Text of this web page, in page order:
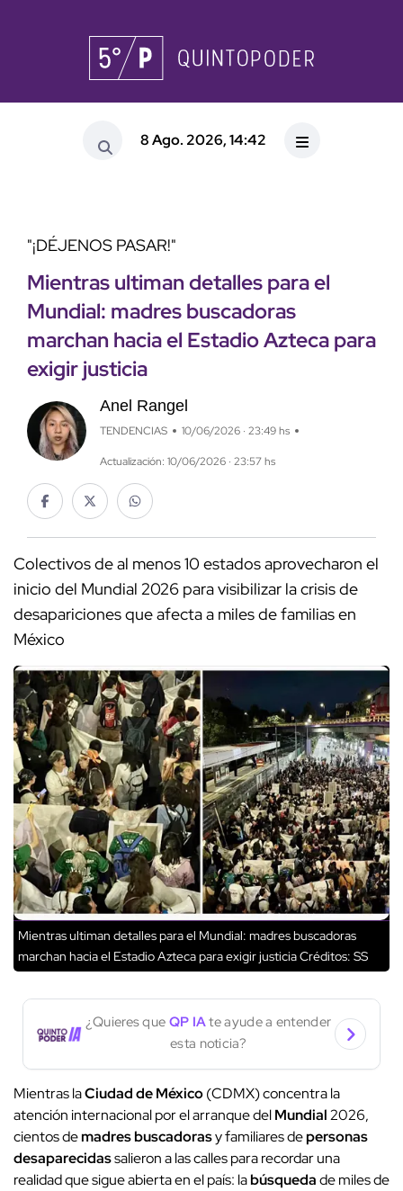
8 Ago. 2026, 14:42
"¡DÉJENOS PASAR!"
Mientras ultiman detalles para el
Mundial: madres buscadoras
marchan hacia el Estadio Azteca para
exigir justicia
Anel Rangel
TENDENCIAS 10/06/2026 · 23:49 hs
Actualización: 10/06/2026 · 23:57 hs
Colectivos de al menos 10 estados aprovecharon el
inicio del Mundial 2026 para visibilizar la crisis de
desapariciones que afecta a miles de familias en
México
Mientras ultiman detalles para el Mundial: madres buscadoras
marchan hacia el Estadio Azteca para exigir justiciaCréditos: SS
¿Quieres que QP IAte ayude a entender
esta noticia?
Mientras laCiudad de México(CDMX) concentra la
atención internacional por el arranque delMundial2026,
cientos demadres buscadorasy familiares depersonas
desaparecidassalieron a las calles para recordar una
realidad que sigue abierta en el país: labúsquedade miles de